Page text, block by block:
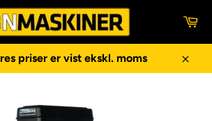
priser er vist ekskl. moms
Luk